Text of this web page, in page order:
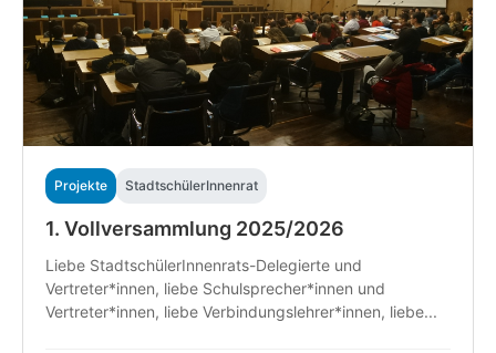
Projekte StadtschülerInnenrat
1. Vollversammlung 2025/2026
Liebe StadtschülerInnenrats-Delegierte und
Vertreter*innen, liebe Schulsprecher*innen und
Vertreter*innen, liebe Verbindungslehrer*innen, liebe...